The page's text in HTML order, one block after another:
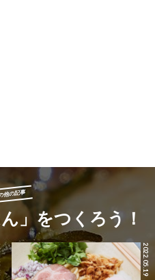
他の記事
」をつくろう！
2022.05.19